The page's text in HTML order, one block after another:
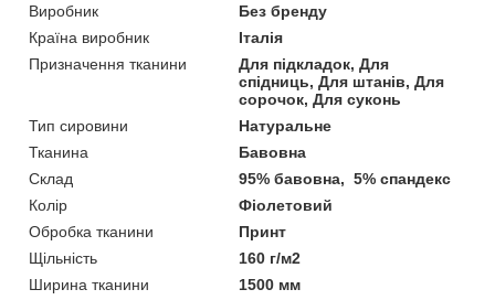
Виробник
Без бренду
Країна виробник
Італія
Призначення тканини
Для підкладок, Для
спідниць, Для штанів, Для
сорочок, Для суконь
Тип сировини
Натуральне
Тканина
Бавовна
Склад
95% бавовна, 5% спандекс
Колір
Фіолетовий
Обробка тканини
Принт
Щільність
160 г/м2
Ширина тканини
1500 мм